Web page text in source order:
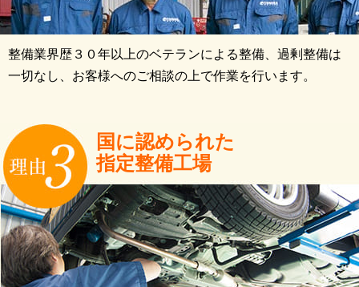
整備業界歴３０年以上のベテランによる整備、過剰整備は
一切なし、お客様へのご相談の上で作業を行います。
国に認められた
指定整備工場